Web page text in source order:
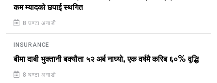
कम म्यादको छपाई स्थगित
8 घण्टा अगाडी
INSURANCE
बीमा दाबी भुक्तानी बक्यौता ५२ अर्ब नाघ्यो, एक वर्षमै करिब ६०% वृद्धि
8 घण्टा अगाडी